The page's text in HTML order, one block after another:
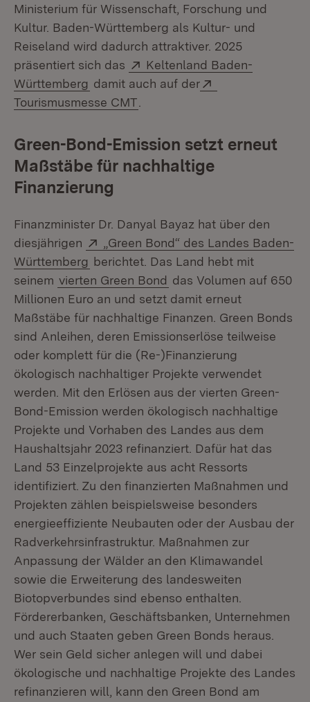
Ministerium für Wissenschaft, Forschung und
Kultur. Baden-Württemberg als Kultur- und
Reiseland wird dadurch attraktiver. 2025
präsentiert sich das
Extern:
Keltenland Baden-
Württemberg (Öffnet in neuem Fenster)
damit auch auf der
Tourismusmesse CMT
Green-Bond-Emission setzt erneut
Maßstäbe für nachhaltige
Finanzierung
Finanzminister Dr. Danyal Bayaz hat über den
diesjährigen
Extern:
„Green Bond“ des Landes Baden-
Württemberg (Öffnet in neuem Fenster)
berichtet. Das Land hebt mit
seinem vierten Green Bond das Volumen auf 650
Millionen Euro an und setzt damit erneut
Maßstäbe für nachhaltige Finanzen. Green Bonds
sind Anleihen, deren Emissionserlöse teilweise
oder komplett für die (Re-)Finanzierung
ökologisch nachhaltiger Projekte verwendet
werden. Mit den Erlösen aus der vierten Green-
Bond-Emission werden ökologisch nachhaltige
Projekte und Vorhaben des Landes aus dem
Haushaltsjahr 2023 refinanziert. Dafür hat das
Land 53 Einzelprojekte aus acht Ressorts
identifiziert. Zu den finanzierten Maßnahmen und
Projekten zählen beispielsweise besonders
energieeffiziente Neubauten oder der Ausbau der
Radverkehrsinfrastruktur. Maßnahmen zur
Anpassung der Wälder an den Klimawandel
sowie die Erweiterung des landesweiten
Biotopverbundes sind ebenso enthalten.
Fördererbanken, Geschäftsbanken, Unternehmen
und auch Staaten geben Green Bonds heraus.
Wer sein Geld sicher anlegen will und dabei
ökologische und nachhaltige Projekte des Landes
refinanzieren will, kann den Green Bond am